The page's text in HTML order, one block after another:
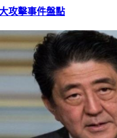
攻擊事件盤點